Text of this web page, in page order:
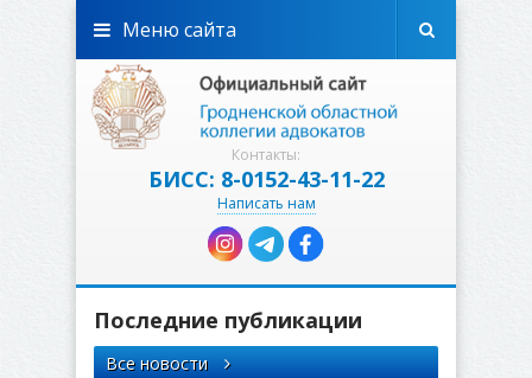
Контакты:
БИСС: 8-0152-43-11-22
Написать нам
Меню сайта
Последние публикации
Все новости